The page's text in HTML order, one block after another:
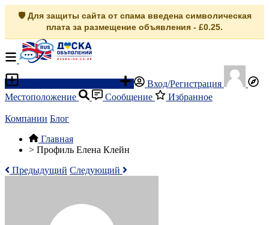
🛡️ Для защиты сайта от спама введена символическая
плата за размещение объявления - £0.25.
Вход/Регистрация
Местоположение
Сообщение Избранное
Компании Блог
Главная
> Профиль Елена Клейн
Предыдущий Следующий